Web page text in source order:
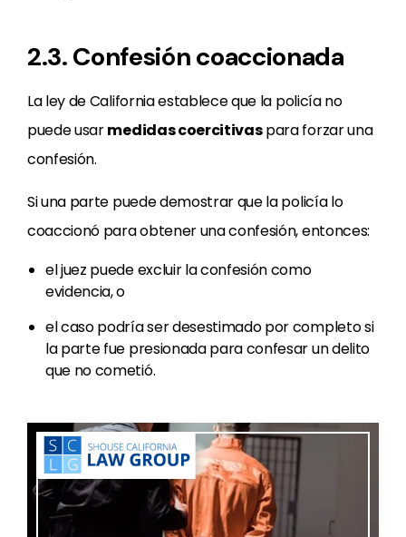
2.3. Confesión coaccionada
La ley de California establece que la policía no
puede usarmedidas coercitivaspara forzar una
confesión.
Si una parte puede demostrar que la policía lo
coaccionó para obtener una confesión, entonces:
el juez puede excluir la confesión como
evidencia, o
el caso podría ser desestimado por completo si
la parte fue presionada para confesar un delito
que no cometió.